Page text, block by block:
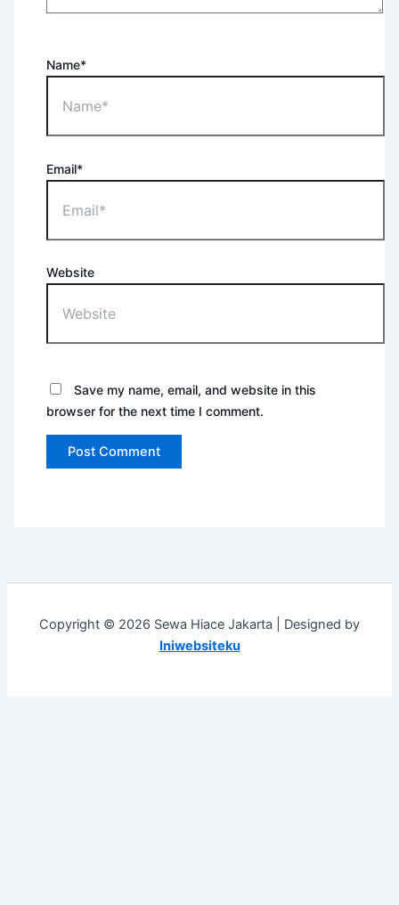
Name*
Email*
Website
Save my name, email, and website in this
browser for the next time I comment.
Copyright © 2026 Sewa Hiace Jakarta | Designed by
Iniwebsiteku